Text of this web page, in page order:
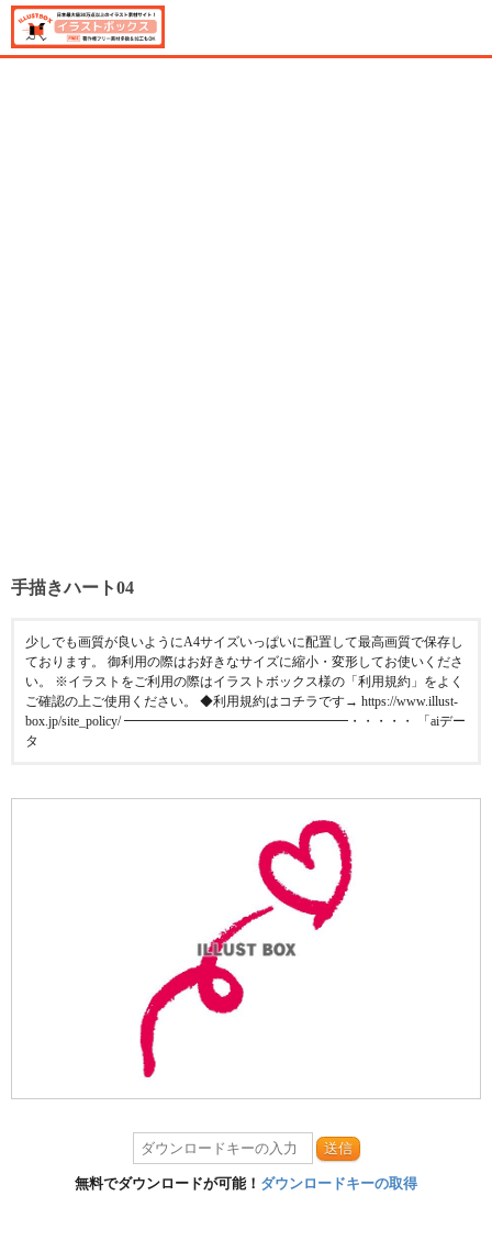
手描きハート04
少しでも画質が良いようにA4サイズいっぱいに配置して最高画質で保存し
ております。 御利用の際はお好きなサイズに縮小・変形してお使いくださ
い。 ※イラストをご利用の際はイラストボックス様の「利用規約」をよく
ご確認の上ご使用ください。 ◆利用規約はコチラです→ https://www.illust-
box.jp/site_policy/ ━━━━━━━━━━━━━━━━━・・・・・ 「aiデー
タ
送信
無料でダウンロードが可能！ ダウンロードキーの取得